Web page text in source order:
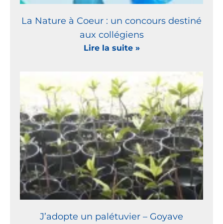
La Nature à Coeur : un concours destiné
aux collégiens
Lire la suite »
J’adopte un palétuvier – Goyave